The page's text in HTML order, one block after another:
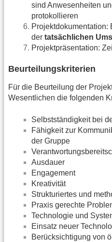
sind Anwesenheiten
protokollieren
Projektdokumentation:
der tatsächlichen
Projektpräsentation:
Beurteilungskriterien
Für die Beurteilung der
Wesentlichen die folgenden
Selbstständigkeit bei
Fähigkeit zur
der Gruppe
Ausdauer
Engagement
Kreativität
Strukturiertes und
Praxis gerechte
Technologie und
Einsatz neuer
Berücksichtigung von